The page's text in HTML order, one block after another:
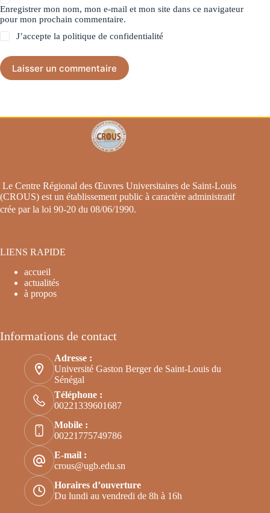
Enregistrer mon nom, mon e-mail et mon site dans ce navigateur
pour mon prochain commentaire.
J’accepte lapolitique de confidentialité
Laisser un commentaire
Le Centre Régional des Œuvres Universitaires de Saint-Louis
(CROUS) est un établissement public à caractère administratif
crée par la loi 90-20 du 08/06/1990.
LIENS RAPIDE
accueil
actualités
à propos
Informations de contact
Adresse :
Université Gaston Berger de Saint-Louis du
Sénégal
Téléphone :
00221339601687
Mobile :
00221775749786
E-mail :
crous@ugb.edu.sn
Horaires d’ouverture
Du lundi au vendredi de 8h à 16h